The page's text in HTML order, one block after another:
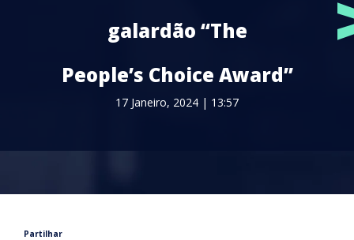
galardão “The
People’s Choice Award”
17 Janeiro, 2024 | 13:57
Partilhar